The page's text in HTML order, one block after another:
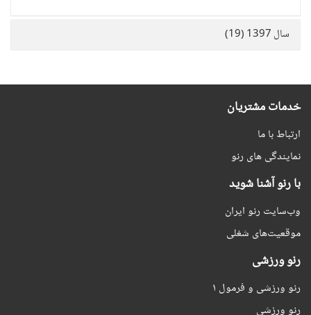
سال 1397 (19)
خدمات مشتریان
ارتباط با ما
نمایندگی های رنو
با رنو آشنا شوید
وب‌سایت رنو ایران
موقعیت‌های شغلی
رنو ورزشی
رنو ورزشی و فرمول ۱
رنو ورزشی